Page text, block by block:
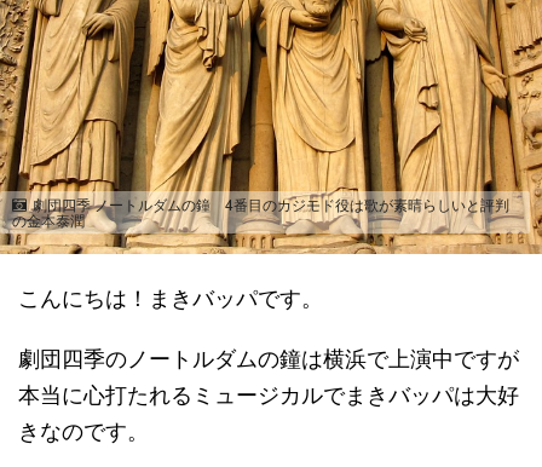
劇団四季 ノートルダムの鐘 4番目のカジモド役は歌が素晴らしいと評判
の金本泰潤
こんにちは！まきバッパです。
劇団四季のノートルダムの鐘は横浜で上演中ですが
本当に心打たれるミュージカルでまきバッパは大好
きなのです。